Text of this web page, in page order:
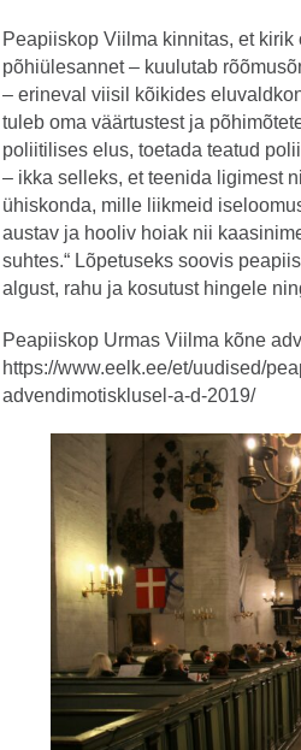
Peapiiskop Viilma kinnitas, et
põhiülesannet – kuulutab
– erineval viisil kõikides
tuleb oma väärtustest ja
poliitilises elus, toetada teatud
– ikka selleks, et teenida ligimest
ühiskonda, mille liikmeid
austav ja hooliv hoiak nii
suhtes.“ Lõpetuseks soovis
algust, rahu ja kosutust hingele
Peapiiskop Urmas Viilma kõne
https://www.eelk.ee/et/uudised/
advendimotisklusel-a-d-2019/